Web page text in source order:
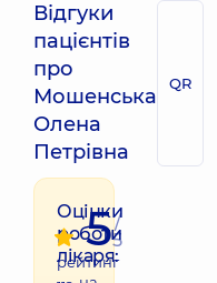
Відгуки
пацієнтів
про
Мошенська
Олена
Петрівна
QR
Оцінки
роботи
лікаря:
5/
5
рейтинг